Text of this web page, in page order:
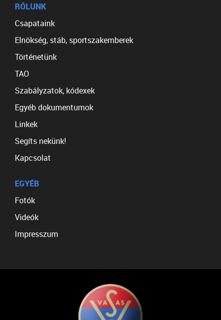
RÓLUNK
Csapataink
Elnökség, stáb, sportszakemberek
Történetünk
TAO
Szabályzatok, kódexek
Egyéb dokumentumok
Linkek
Segíts nekünk!
Kapcsolat
EGYÉB
Fotók
Videók
Impresszum